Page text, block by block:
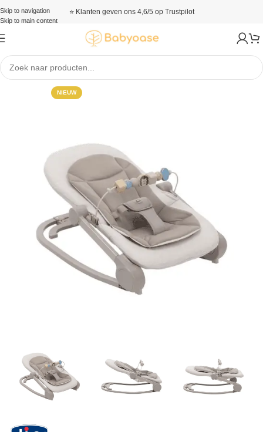
Skip to navigation
Skip to main content
⭐ Klanten geven ons 4,6/5 op Trustpilot
NIEUW